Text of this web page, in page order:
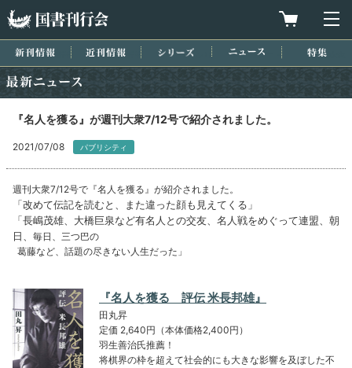
買物カゴを
新刊情報 近刊情報 シリーズ ニュース
『名人を獲る』が週刊大衆7/12号で紹介されました。
2021/07/08 パブリシティ
週刊大衆7/12号で『名人を獲る』が紹介されました。
「改めて伝記を読むと、また違った顔も見えてくる」
「長嶋茂雄、大橋巨泉など有名人との交友、名人戦をめぐって連盟、朝
日、 毎日、三つ巴の
葛藤など、話題の尽きない人生だった」
『名人を獲る 評伝 米長邦雄』
田丸昇
定価 2,640円（本体価格2,400円）
羽生善治氏推薦！
将棋界の枠を超えて社会的にも大きな影響を及ぼした不